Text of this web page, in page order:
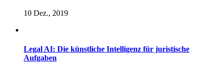
10 Dez., 2019
Legal AI: Die künstliche Intelligenz für juristische
Aufgaben